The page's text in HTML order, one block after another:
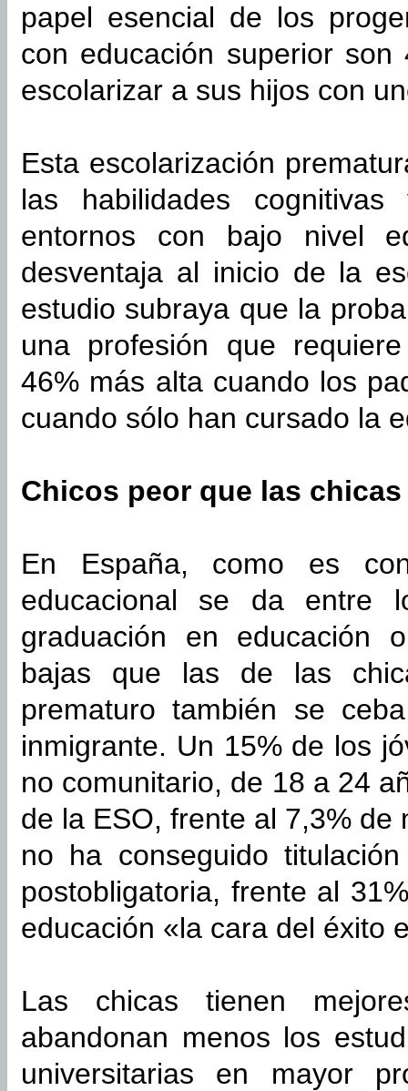
papel esencial de los
con educación superior
escolarizar a sus hijos con
Esta escolarización
las habilidades
entornos con bajo nivel
desventaja al inicio de la
estudio subraya que la
una profesión que
46% más alta cuando los
cuando sólo han cursado la
Chicos peor que las chicas
En España, como es
educacional se da entre
graduación en educación
bajas que las de las
prematuro también se
inmigrante. Un 15% de los
no comunitario, de 18 a 24
de la ESO, frente al 7,3% de
no ha conseguido
postobligatoria, frente al
educación «la cara del éxito
Las chicas tienen
abandonan menos los
universitarias en mayor